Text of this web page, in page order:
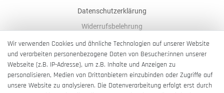
Datenschutzerklärung
Widerrufsbelehrung
AGB
Impressum
Barrierefreiheitserklärung
Wir verwenden Cookies und ähnliche Technologien auf unserer Website
und verarbeiten personenbezogene Daten von Besucher:innen unserer
Webseite (z.B. IP-Adresse), um z.B. Inhalte und Anzeigen zu
personalisieren, Medien von Drittanbietern einzubinden oder Zugriffe auf
unsere Website zu analysieren. Die Datenverarbeitung erfolgt erst durch